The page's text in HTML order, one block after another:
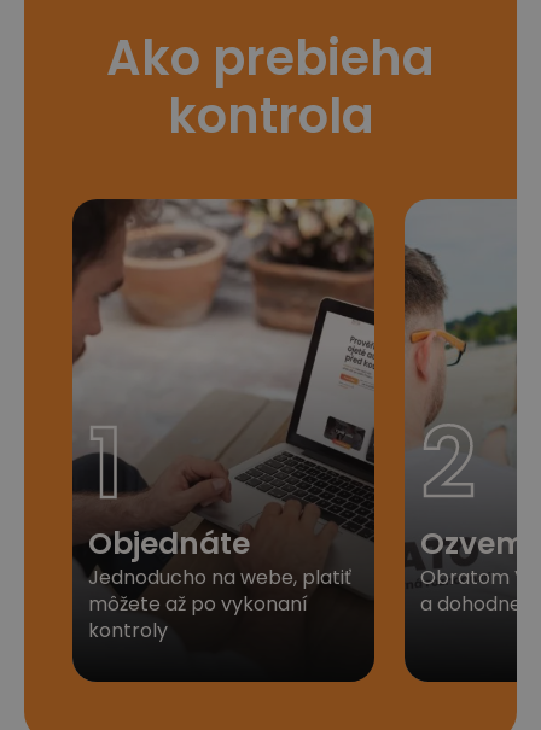
Ako prebieha
kontrola
1
Objednáte
Jednoducho na webe, platiť
môžete až po vykonaní
kontroly
2
Obratom
a